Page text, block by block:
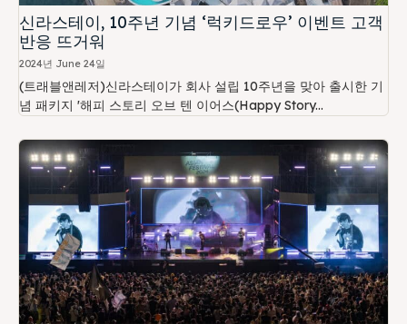
신라스테이, 10주년 기념 ‘럭키드로우’ 이벤트 고객
반응 뜨거워
2024년 June 24일
(트래블앤레저)신라스테이가 회사 설립 10주년을 맞아 출시한 기
념 패키지 '해피 스토리 오브 텐 이어스(Happy Story...